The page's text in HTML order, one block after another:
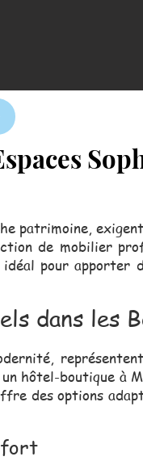
patrimoine,
de mobilier
pour apporter
dans les
hôtel-boutique à
des options